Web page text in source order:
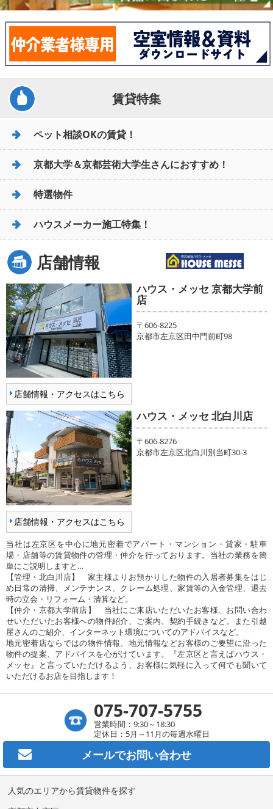
賃貸特集
ペット相談OKの賃貸！
京都大学＆京都芸術大学生さんにおすすめ！
特選物件
ハウスメーカー施工特集！
店舗情報
店舗情報・アクセスはこちら
ハウス・メッセ 京都大学前
店
〒606-8225
京都市左京区田中門前町98
店舗情報・アクセスはこちら
ハウス・メッセ 北白川店
〒606-8276
京都市左京区北白川別当町30-3
当社は左京区を中心に地元密着でアパート・マンション・貸家・駐車
場・店舗等の賃貸物件の管理・仲介を行っております。当社の業務を簡
単にご説明しますと…
【管理・北白川店】 家主様よりお預かりした物件の入居者募集をはじ
め日常の清掃、メンテナンス、クレーム処理、家賃等の入金管理、退去
時の立会・リフォーム・清算など。
【仲介・京都大学前店】 当社にご来店いただいたお客様、お問い合わ
せいただいたお客様への物件紹介、ご案内、契約手続きなど。また引越
屋さんのご紹介、インターネット環境についてのアドバイスなど。
地元密着店ならではの物件情報、地元情報などお客様のご要望に沿った
物件の提案、アドバイスを心がけています。『左京区と言えばハウス・
メッセ』と言っていただけるよう、お客様に気軽に入って何でも聞いて
いただけるお店を目指します！
075-707-5755
営業時間：9:30～18:30
定休日：5月～11月の毎週水曜日
メールでお問い合わせ
人気のエリアから賃貸物件を探す